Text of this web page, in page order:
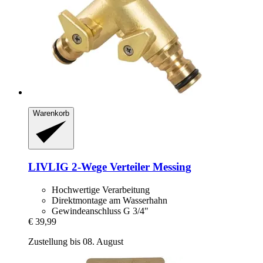
Warenkorb
LIVLIG 2-​Wege Verteiler Messing
Hochwertige Verarbeitung
Direktmontage am Wasserhahn
Gewindeanschluss G 3/4"
€ 39,99
Zustellung bis 08. August